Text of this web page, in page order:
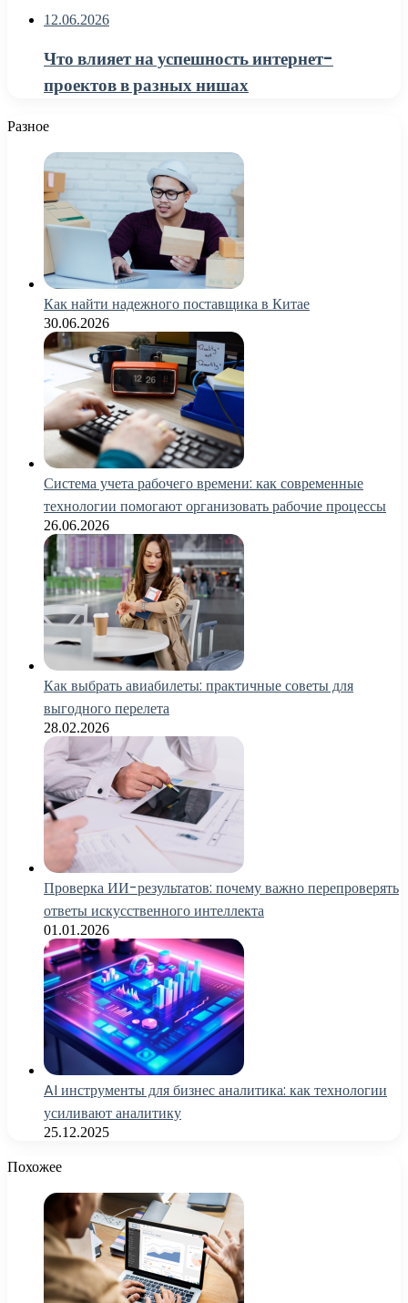
12.06.2026
Что влияет на успешность интернет-
проектов в разных нишах
Разное
Как найти надежного поставщика в Китае
30.06.2026
Система учета рабочего времени: как современные
технологии помогают организовать рабочие процессы
26.06.2026
Как выбрать авиабилеты: практичные советы для
выгодного перелета
28.02.2026
Проверка ИИ-результатов: почему важно перепроверять
ответы искусственного интеллекта
01.01.2026
AI инструменты для бизнес аналитика: как технологии
усиливают аналитику
25.12.2025
Похожее